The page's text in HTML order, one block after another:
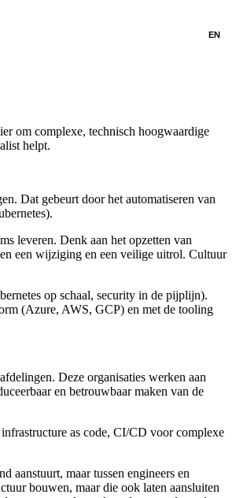
EN
om complexe, technisch hoogwaardige
helpt.
Dat gebeurt door het automatiseren van
leveren. Denk aan het opzetten van
een wijziging en een veilige uitrol. Cultuur
op schaal, security in de pijplijn).
(Azure, AWS, GCP) en met de tooling
Deze organisaties werken aan
en betrouwbaar maken van de
as code, CI/CD voor complexe
aanstuurt, maar tussen engineers en
bouwen, maar die ook laten aansluiten